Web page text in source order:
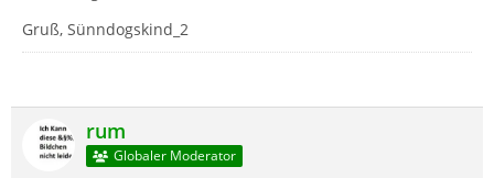
Gruß, Sünndogskind_2
rum
Globaler Moderator